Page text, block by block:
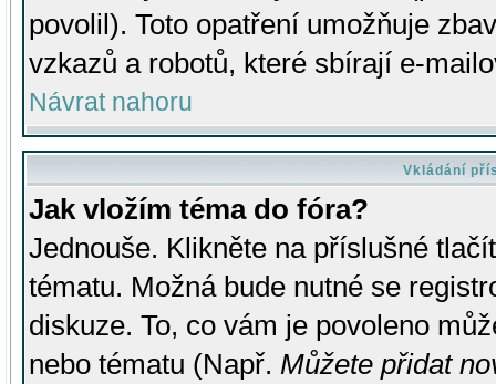
povolil). Toto opatření umožňuje
vzkazů a robotů, které sbírají e-
Návrat nahoru
Vkládání
Jak vložím téma do fóra?
Jednouše. Klikněte na příslušné
tématu. Možná bude nutné se
diskuze. To, co vám je povoleno
nebo tématu (Např. Můžete přidat